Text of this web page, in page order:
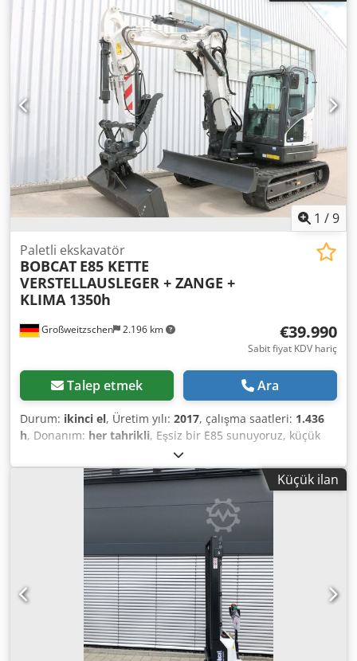
902 mm, çatalların uzunluğu:1.200 mm
, boş
3.250 kg , toplam uzunluk:1.991 mm, çekiş tipi:
, inşaat genişliği:1.090 mm, Elektrikli 3 tekerlekli
forklift Yük ağırlık merkezi: 500 Çatal genişliği: 100 mm
Çatal kalınlığı: 35 mm ISO sınıfı: ISO sınıfı 2 = 1.000 - 2.500
kg Direk tipi: Tripleks Hız sınıfı: 15 Durum: Yeni makine
Teknik durum: Yeni Ön lastik tipi: Süperelastik Ön lastikler
Boyut: 18x7-8 Ön lastikler Durum: Yeni Arka lastikler Tip:
Süperelastik Arka lastikler Boyut: 15x4-5-8 Arka lastikler
Durum: Yeni Akü Volt: 48V Akü Ah: 625Ah Pil Üreticisi:
Midac Pil Türü: PzS Batarya yapım yılı: 2024 Pil Durumu:
Yeni Sideshift, Cedpfxsw N Tp Ns Af Ejrf 3. valf, 4. valf, Arka
çalışma lambaları, Ön çalışma lambaları, Tam serbest
kaldırma, CE Sertifikası, İç ayna, Döner tepe lambası,
1 /9
Großweitzschen 2.196 km
Paletli ekskavatör
BOBCAT E85 KETTE
VERSTELLAUSLEGER + ZANGE +
KLIMA 1350h
€39.990
Sabit fiyat KDV hariç
Talep etmek Ara
Durum: ikinci el, Üretim yılı: 2017, çalışma saatleri: 1.436
h, Donanım: her tahrikli, Eşsiz bir E85 sunuyoruz, küçük
bir inşaat şirketinden kiralık değil, klima mevcut. *
AYARLANABİLİR DÖNER BOOM (ZAPATALI/PARMAKLIKLI) *
Hidrolik kazı kepçesi, isteğe bağlı olarak temin edilebilir,
makul bir ek ücret karşılığında stokta mevcuttur. * Küçük
bir inşaat şirketinden. * Alman yapımı. * Sadece 1350
çalışma saati. * Kauçuk paletler. * 2025'te BOBCAT'ta
büyük bakım yapılmıştır. Crjdpfx Aozr Avvjf Eof * 44 kW
Dizel motor, üretici: Yanmar. * Ek ataşmanlar için boru
hattı. * Hızlı bağlantı sistemi. * Ek farlar. * Çok iyi
durumda. ----Biz bir otomotiv ve inşaat makineleri yetkili
servisiyiz, bağlayıcı olmayan makine teklifi, finansman,
takas, her türlü araç için kiralama ve satın alma
seçenekleri mevcuttur.----
Küçük ilan